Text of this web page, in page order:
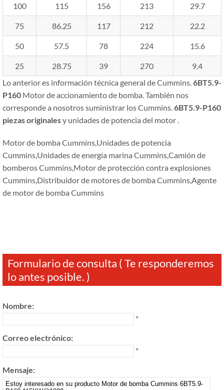
100 115 156 213 29.7
75 86.25 117 212 22.2
50 57.5 78 224 15.6
25 28.75 39 270
9.4
Lo anterior es información técnica general de Cummins. 6BT5.9-
P160 Motor de accionamiento de bomba. También nos
corresponde a nosotros suministrar los Cummins. 6BT5.9-P160
piezas originalesy unidades de potencia del motor .
Motor de bomba Cummins,Unidades de potencia
Cummins,Unidades de energía marina Cummins,Camión de
bomberos Cummins,Motor de protección contra explosiones
Cummins,Distribuidor de motores de bomba Cummins,Agente
de motor de bomba Cummins
Formulario de consulta ( Te responderemos
lo antes posible. )
Nombre:
*
Correo electrónico:
*
Mensaje: